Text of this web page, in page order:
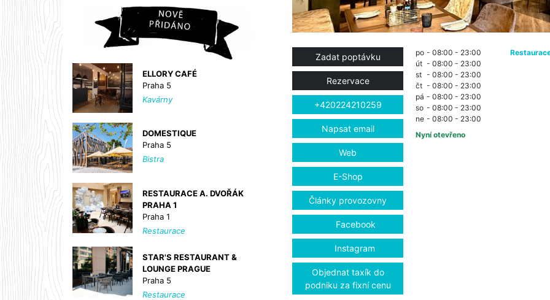
ELLORY CAFÉ
Praha 5
Kavárny
DOMESTIQUE
Praha 5
Bistra
RESTAURACE A. DVOŘÁK
PRAHA 1
Praha 1
Restaurace
STAR'S RESTAURANT &
LOUNGE PRAGUE
Praha 5
Restaurace
Zadat poptávku
Rezervace
+420224210259
Napsat email
Web
E-Shop
Články provozovny
Facebook
Instagram
Objednat taxík do
podniku za fixní cenu
po - 08:00 - 23:00
út - 08:00 - 23:00
st - 08:00 - 23:00
čt - 08:00 - 23:00
pá - 08:00 - 23:00
so - 08:00 - 23:00
ne - 08:00 - 23:00
Nyní otevřeno